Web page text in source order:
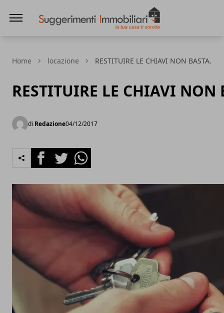
Home locazione RESTITUIRE LE CHIAVI NON BASTA.
RESTITUIRE LE CHIAVI NON
di Redazione04/12/2017
FacebookTwitterWhatsapp